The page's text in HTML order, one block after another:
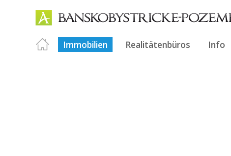
Immobilien Realitätenbüros Info